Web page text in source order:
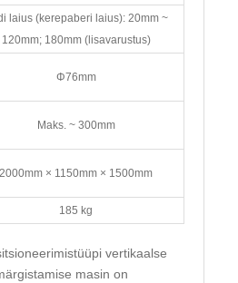
laius (kerepaberi laius): 20mm ~
120mm; 180mm (lisavarustus)
Φ76mm
Maks. ~ 300mm
2000mm × 1150mm × 1500mm
185 kg
vertikaalse
masin on